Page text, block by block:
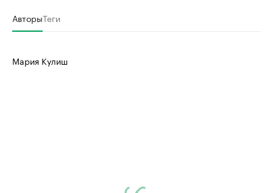
АвторыТеги
Мария Кулиш